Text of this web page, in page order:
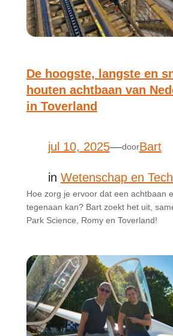
De hoogste, langste en
houten achtbaan van
in Toverland
jul 10, 2025—doorBart
in Wetenschap en
Hoe zorg je ervoor dat een achtbaan
tegenaan kan? Bart zoekt het uit,
Park Science, Romy en Toverland!